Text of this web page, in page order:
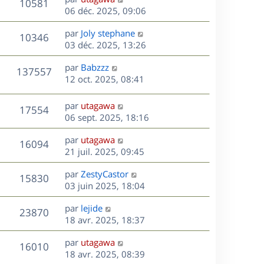
g
e
s
a
g
e
m
e
s
s
a
g
e
e
s
i
e
r
m
e
s
s
a
g
e
10581
u
e
s
e
r
n
i
e
r
m
e
s
s
a
g
e
06 déc. 2025, 09:06
10346V
u
e
D
e
r
n
i
e
r
m
e
s
s
a
g
e
par Joly stephane
03 déc. 2025, 13:26
137557V
u
D
e
n
i
e
r
m
e
s
s
a
g
e
par Babzzz
12 oct. 2025, 08:41
17554V
u
s
D
e
r
n
i
e
r
m
e
s
s
a
g
e
par utagawa
06 sept. 2025, 18:16
16094V
u
s
D
e
r
n
i
e
r
m
e
s
s
par utagawa
21 juil. 2025, 09:45
15830V
u
s
D
e
r
n
i
e
r
m
par ZestyCastor
03 juin 2025, 18:04
23870V
u
D
e
r
n
i
par lejide
18 avr. 2025, 18:37
16010V
D
e
par utagawa
18 avr. 2025, 08:39